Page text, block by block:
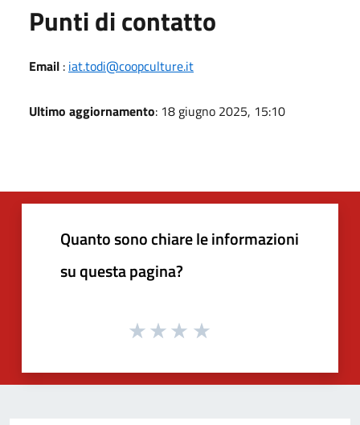
Punti di contatto
Email : iat.todi@coopculture.it
Ultimo aggiornamento: 18 giugno 2025, 15:10
Quanto sono chiare le informazioni
su questa pagina?